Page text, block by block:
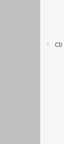
CD